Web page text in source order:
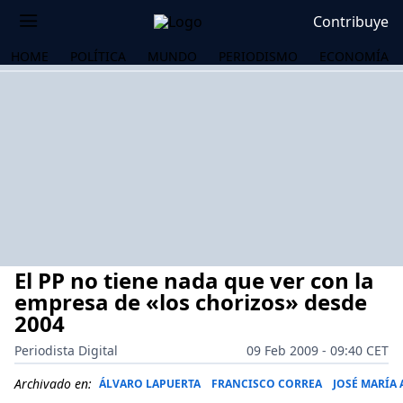
Contribuye
HOME POLÍTICA MUNDO PERIODISMO ECONOMÍA
El PP no tiene nada que ver con la
empresa de «los chorizos» desde
2004
Periodista Digital
09 Feb 2009 - 09:40 CET
Archivado en: ÁLVARO LAPUERTA FRANCISCO CORREA JOSÉ MARÍA